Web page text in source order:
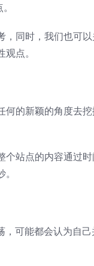
同时，我们也可
点。
的新颖的角度去
站点的内容通过
可能都会认为自